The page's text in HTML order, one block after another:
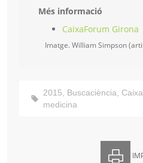
Més informació
CaixaForum Girona
Imatge. William Simpson
2015, Buscaciència,
medicina